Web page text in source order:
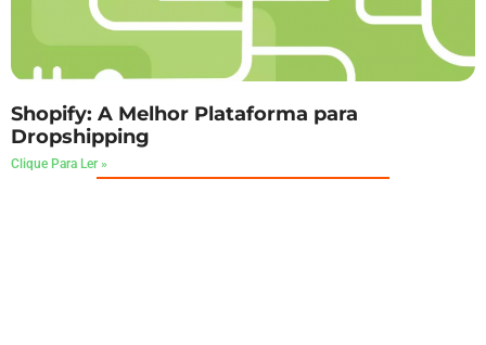
Shopify: A Melhor Plataforma para
Dropshipping
Clique Para Ler »